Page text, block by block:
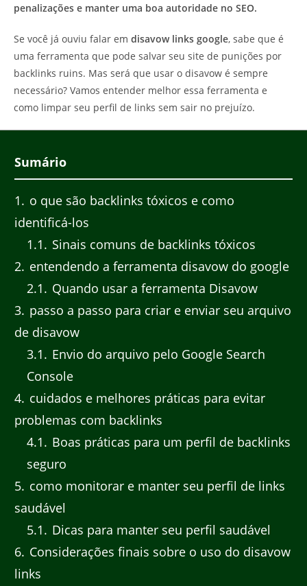
penalizações e manter uma boa autoridade no SEO.
Se você já ouviu falar em disavow links google, sabe que é
uma ferramenta que pode salvar seu site de punições por
backlinks ruins. Mas será que usar o disavow é sempre
necessário? Vamos entender melhor essa ferramenta e
como limpar seu perfil de links sem sair no prejuízo.
Sumário
1
o que são backlinks tóxicos e como
identificá-los
1.1
Sinais comuns de backlinks tóxicos
2 entendendo a ferramenta disavow do google
2.1
Quando usar a ferramenta Disavow
3 passo a passo para criar e enviar seu arquivo
de disavow
3.1
Envio do arquivo pelo Google Search
Console
4 cuidados e melhores práticas para evitar
problemas com backlinks
4.1
Boas práticas para um perfil de backlinks
seguro
5 como monitorar e manter seu perfil de links
saudável
5.1
Dicas para manter seu perfil saudável
6 Considerações finais sobre o uso do disavow
links